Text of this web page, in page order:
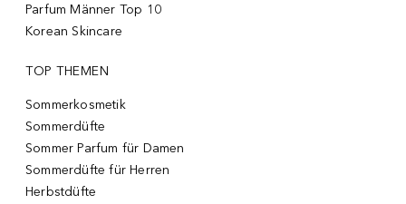
Parfum Männer Top 10
Korean Skincare
TOP THEMEN
Sommerkosmetik
Sommerdüfte
Sommer Parfum für Damen
Sommerdüfte für Herren
Herbstdüfte